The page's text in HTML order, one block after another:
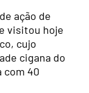
ação de
visitou hoje
cujo
cigana do
com 40